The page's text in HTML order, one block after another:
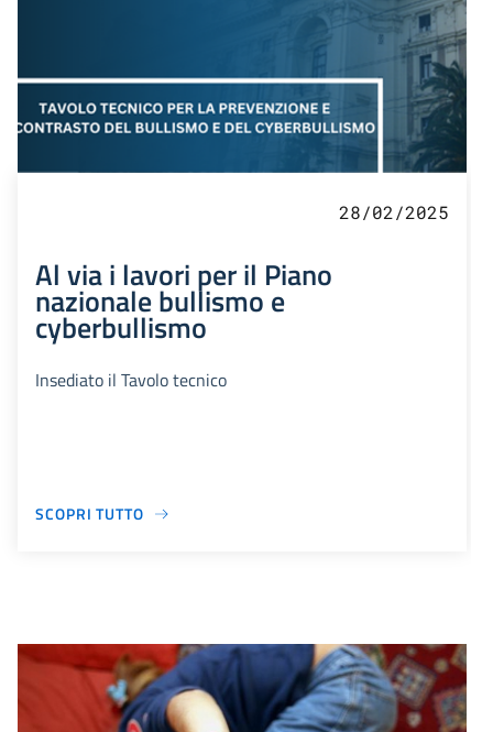
28/02/2025
Al via i lavori per il Piano
nazionale bullismo e
cyberbullismo
Insediato il Tavolo tecnico
SCOPRI TUTTO